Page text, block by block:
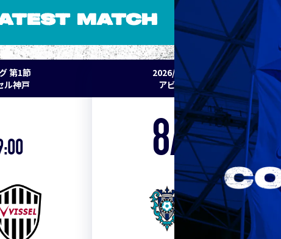
MATCH
第1節
ル神戸
2026/27 明治安田J1リーグ 第2節
アビスパ福岡 vs セレッソ大阪
8/15Sat. 19:00
VS